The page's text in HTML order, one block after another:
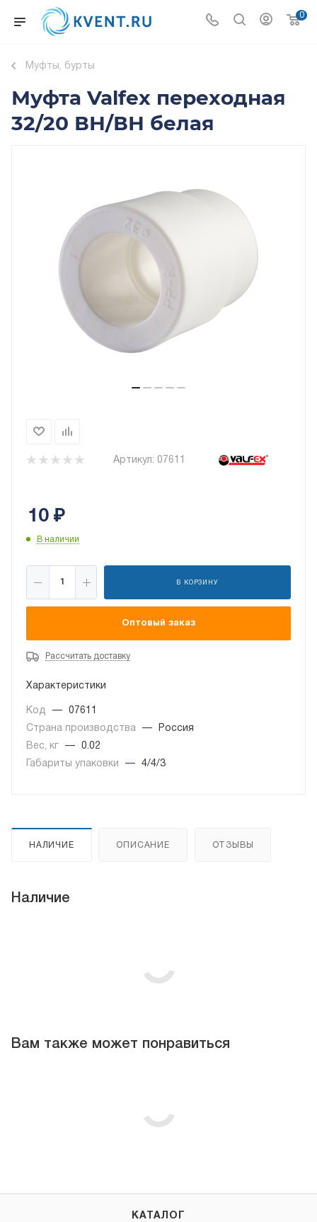
0
Муфты, бурты
Муфта Valfex переходная
32/20 ВН/ВН белая
Артикул: 07611
10₽
В наличии
В КОРЗИНУ
Оптовый заказ
Рассчитать доставку
Характеристики
Код —
07611
Страна производства
—
Россия
Вес, кг
—
0.02
Габариты упаковки
— 4/4/3
НАЛИЧИЕ ОПИСАНИЕ ОТЗЫВЫ
Наличие
Вам также может понравиться
КАТАЛОГ